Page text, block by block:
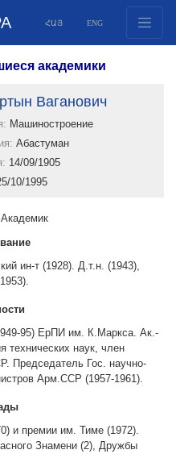
ՀԱՅ ENG
академики
Ваганович
Машиностроение
Абастуман
14/09/1905
10/1995
Aкадемик
ин-т (1928). Д.т.н. (1943),
95) ЕрПИ им. К.Маркса. Ак.-
технических наук, член
Председатель Гос. научно-
Арм.ССР (1957-1961).
и премии им. Тиме (1972).
Знамени (2), Дружбы